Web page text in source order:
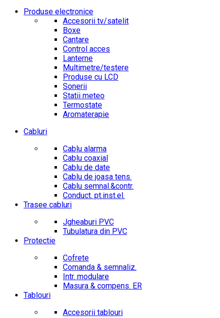
Produse electronice
Accesorii tv/satelit
Boxe
Cantare
Control acces
Lanterne
Multimetre/testere
Produse cu LCD
Sonerii
Statii meteo
Termostate
Aromaterapie
Cabluri
Cablu alarma
Cablu coaxial
Cablu de date
Cablu de joasa tens.
Cablu semnal.&contr.
Conduct. pt.inst.el.
Trasee cabluri
Jgheaburi PVC
Tubulatura din PVC
Protectie
Cofrete
Comanda & semnaliz.
Intr. modulare
Masura & compens. ER
Tablouri
Accesorii tablouri